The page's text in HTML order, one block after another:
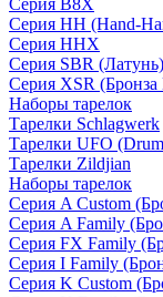
Серия B8X
Серия HH (Hand-
Серия HHX
Серия SBR (Латунь)
Серия XSR (Бронза
Наборы тарелок
Тарелки Schlagwerk
Тарелки UFO
Тарелки Zildjian
Наборы тарелок
Серия A Custom
Серия A Family
Серия FX Family
Серия I Family
Серия K Custom